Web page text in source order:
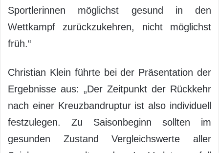
Sportlerinnen möglichst gesund in den
Wettkampf zurückzukehren, nicht möglichst
früh.“
Christian Klein führte bei der Präsentation der
Ergebnisse aus: „Der Zeitpunkt der Rückkehr
nach einer Kreuzbandruptur ist also individuell
festzulegen. Zu Saisonbeginn sollten im
gesunden Zustand Vergleichswerte aller